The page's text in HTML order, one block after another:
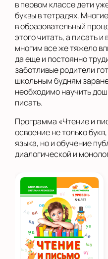
в первом классе дети
буквы в тетрадях.
в образовательный
этого читать, а писать
многим все же тяжело
да еще и постоянно
заботливые родители
школьным будням
необходимо научить
писать.
Программа «Чтение и
освоение не только
языка, но и обучение
диалогической и